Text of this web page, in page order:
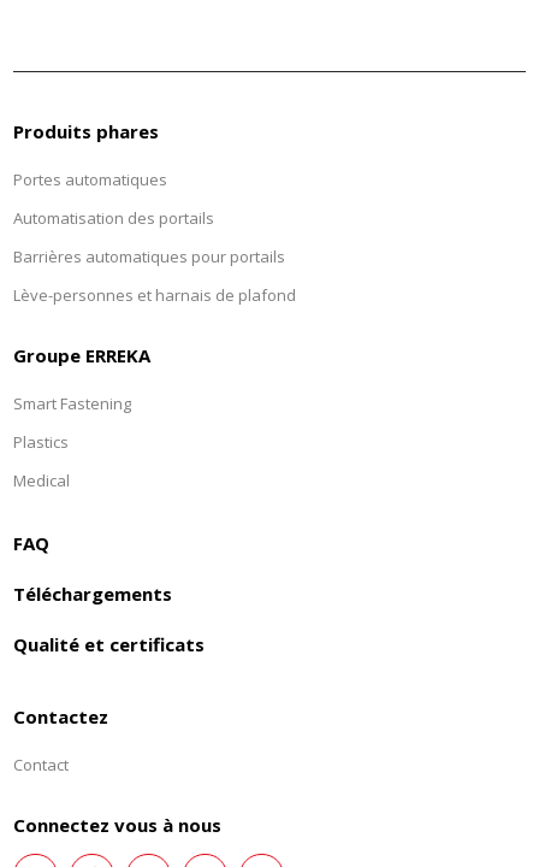
Produits phares
Portes automatiques
Automatisation des portails
Barrières automatiques pour portails
Lève-personnes et harnais de plafond
Groupe ERREKA
Smart Fastening
Plastics
Medical
FAQ
Téléchargements
Qualité et certificats
Contactez
Contact
Connectez vous à nous